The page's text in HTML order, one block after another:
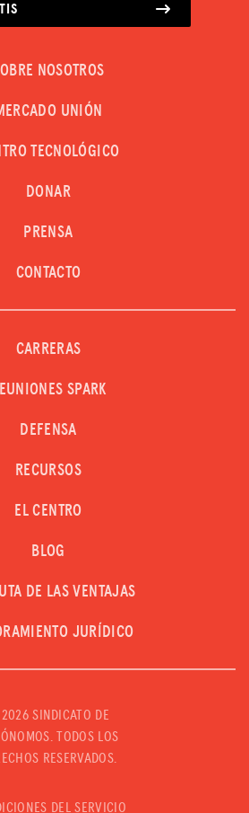
NOSOTROS
UNIÓN
TECNOLÓGICO
DONAR
PRENSA
CONTACTO
CARRERAS
SPARK
DEFENSA
RECURSOS
EL CENTRO
BLOG
DE LAS VENTAJAS
JURÍDICO
2026 SINDICATO DE
TODOS LOS
RESERVADOS.
DEL SERVICIO